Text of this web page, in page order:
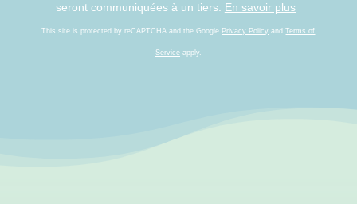
seront communiquées à un tiers. En savoir plus
This site is protected by reCAPTCHA and the Google Privacy Policy andTerms of
Serviceapply.